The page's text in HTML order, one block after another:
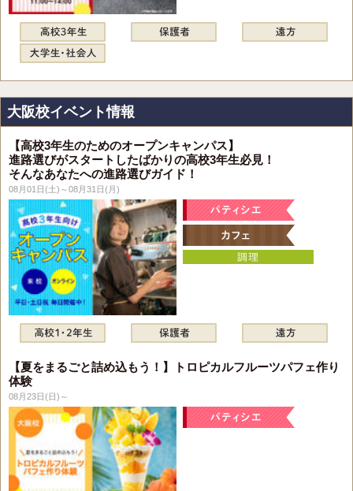
大阪校イベント情報
【高校3年生のためのオープンキャンパス】
進路選びがスタートしたばかりの高校3年生必見！
そんなあなたへの進路選びガイド！
08月01日(土)～08月31日(月)
【夏をまるごと詰め込もう！】トロピカルフルーツパフェ作り
体験
08月23日(日)～